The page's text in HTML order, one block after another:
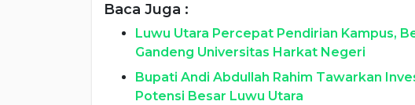
Baca Juga :
Luwu Utara Percepat Pendirian Kampus,
Gandeng Universitas Harkat Negeri
Bupati Andi Abdullah Rahim Tawarkan
Potensi Besar Luwu Utara